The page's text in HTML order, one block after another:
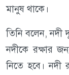
মানুষ থাকে।
তিনি বলেন, নদী
নদীকে রক্ষার
নিতে হবে। নদী